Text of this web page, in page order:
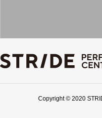
Copyright © 2020